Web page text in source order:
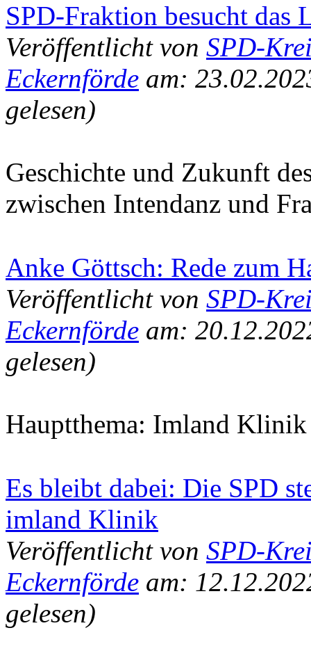
SPD-Fraktion besucht das
Veröffentlicht von SPD-
Eckernförde am:
gelesen)
Geschichte und Zukunft
zwischen Intendanz und
Anke Göttsch: Rede zum
Veröffentlicht von SPD-
Eckernförde am:
gelesen)
Hauptthema: Imland
Es bleibt dabei: Die SPD
imland Klinik
Veröffentlicht von SPD-
Eckernförde am:
gelesen)